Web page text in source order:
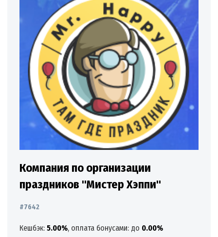
Компания по организации
праздников "Мистер Хэппи"
#7642
Кешбэк: 5.00%, оплата бонусами: до 0.00%